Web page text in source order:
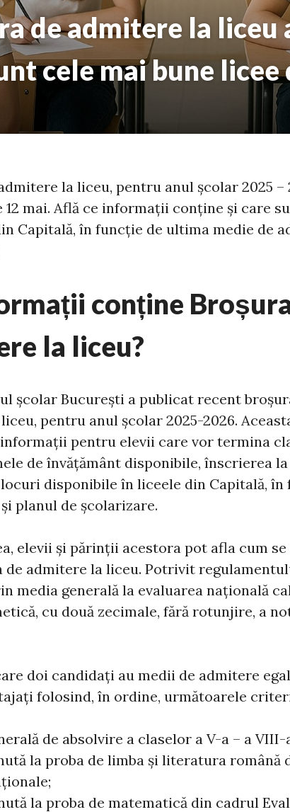
de admitere la liceu
cele mai bune
la liceu, pentru anul școlar 2025 –
12 mai. Află ce informații conține și care
Capitală, în funcție de ultima medie de
conține
la liceu?
școlar București a publicat recent
pentru anul școlar 2025-2026.
pentru elevii care vor termina
de învățământ disponibile, înscrierea
disponibile în liceele din Capitală, în
planul de școlarizare.
elevii și părinții acestora pot afla cum
de admitere la liceu. Potrivit
media generală la evaluarea națională
cu două zecimale, fără rotunjire, a
doi candidați au medii de admitere
folosind, în ordine, următoarele
de absolvire a claselor a V-a – a VIII-
la proba de limba şi literatura română
la proba de matematică din cadrul